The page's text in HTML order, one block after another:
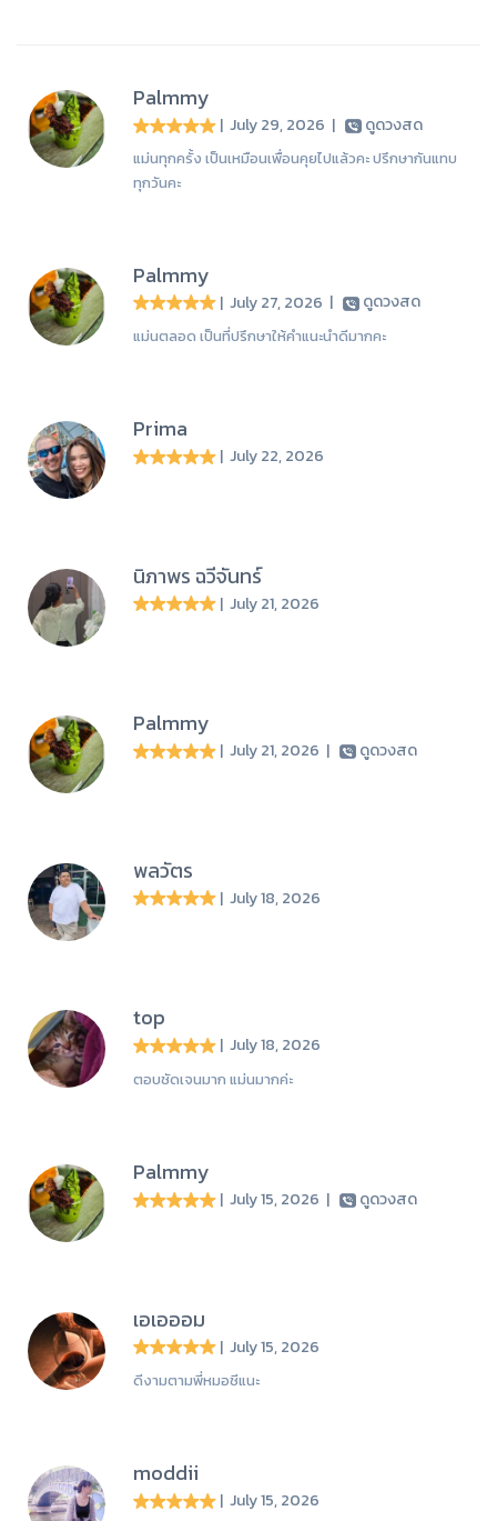
Palmmy
| July 29, 2026 | ดูดวงสด
แม่นทุกครั้ง เป็นเหมือนเพื่อนคุยไปแล้วคะ ปรึกษากันแทบ
ทุกวันคะ
Palmmy
| July 27, 2026 | ดูดวงสด
แม่นตลอด เป็นที่ปรึกษาให้คำแนะนำดีมากคะ
Prima
| July 22, 2026
นิภาพร ฉวีจันทร์
| July 21, 2026
Palmmy
| July 21, 2026 | ดูดวงสด
พลวัตร
| July 18, 2026
top
| July 18, 2026
ตอบชัดเจนมาก แม่นมากค่ะ
Palmmy
| July 15, 2026 | ดูดวงสด
เอเอออม
| July 15, 2026
ดีงามตามพี่หมอชีแนะ
moddii
| July 15, 2026